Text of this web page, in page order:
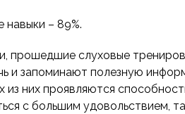
навыки – 89%.
прошедшие слуховые
и запоминают полезную
из них проявляются
с большим удовольствием,